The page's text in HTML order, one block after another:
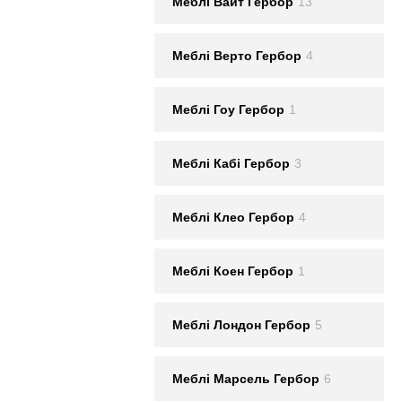
Меблi Верто Гербор 4
Меблi Гоу Гербор 1
Меблi Кабі Гербор 3
Меблi Клео Гербор 4
Меблi Коен Гербор 1
Меблi Лондон Гербор 5
Меблi Марсель Гербор 6